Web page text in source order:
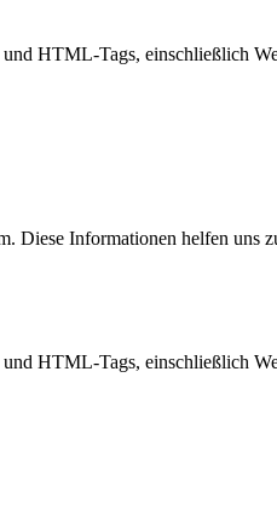
HTML-Tags, einschließlich
Diese Informationen helfen uns
HTML-Tags, einschließlich